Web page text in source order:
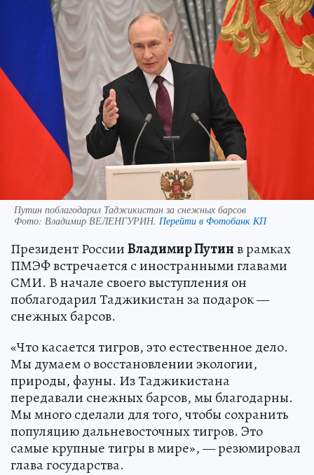
Путин поблагодарил Таджикистан за снежных барсов
Фото: Владимир ВЕЛЕНГУРИН. Перейти в Фотобанк КП
Президент РоссииВладимир Путинв рамках
ПМЭФ встречается с иностранными главами
СМИ. В начале своего выступления он
поблагодарил Таджикистан за подарок —
снежных барсов.
«Что касается тигров, это естественное дело.
Мы думаем о восстановлении экологии,
природы, фауны. Из Таджикистана
передавали снежных барсов, мы благодарны.
Мы много сделали для того, чтобы сохранить
популяцию дальневосточных тигров. Это
самые крупные тигры в мире», — резюмировал
глава государства.